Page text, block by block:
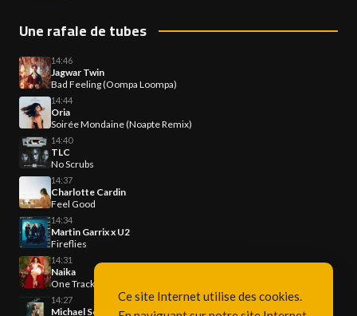
Une rafale de tubes
14:46
Jagwar Twin
Bad Feeling (Oompa Loompa)
14:44
Oria
Soirée Mondaine (Noapte Remix)
14:40
TLC
No Scrubs
14:37
Charlotte Cardin
Feel Good
14:34
Martin Garrix x U2
Fireflies
14:31
Naika
One Track Mind
14:27
Michael Sembello
Ce site Internet utilise des cookies.